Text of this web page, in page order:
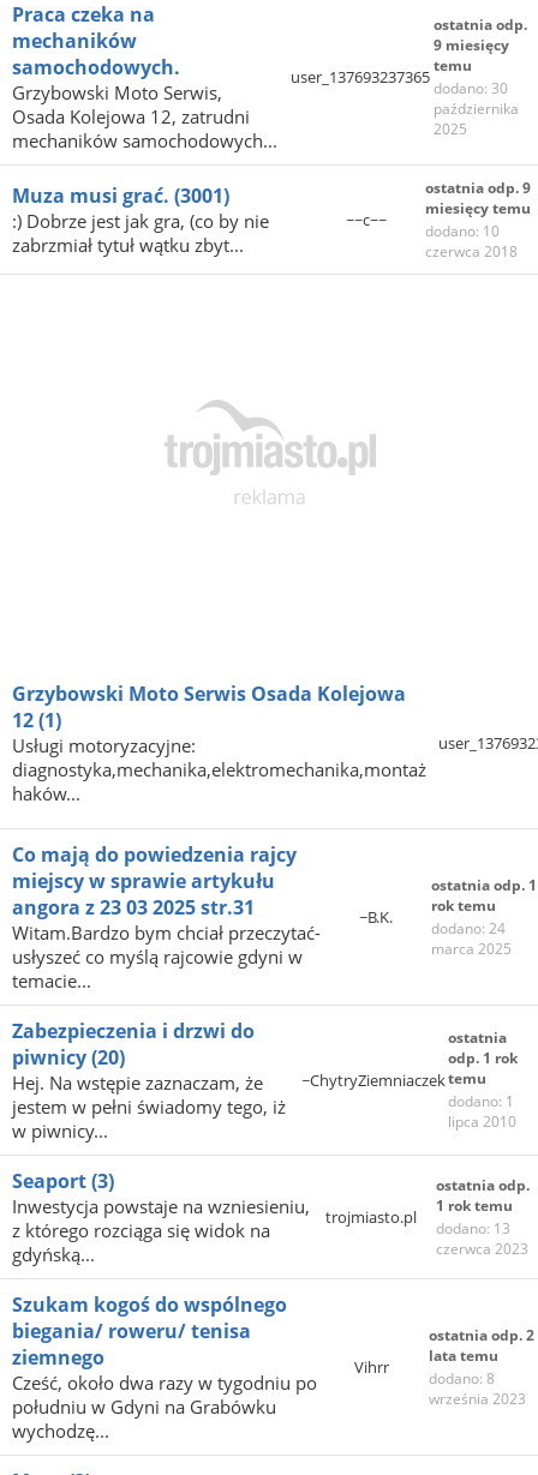
Praca czeka na
mechaników
samochodowych.
Grzybowski Moto Serwis,
Osada Kolejowa 12, zatrudni
mechaników samochodowych...
user_137693237365
ostatnia odp.
9 miesięcy
temu
dodano: 30
października
2025
Muza musi grać. (3001)
:) Dobrze jest jak gra, (co by nie
zabrzmiał tytuł wątku zbyt...
~~c~~
ostatnia odp. 9
miesięcy temu
dodano: 10
czerwca 2018
Grzybowski Moto Serwis Osada Kolejowa
12(1)
Usługi motoryzacyjne:
diagnostyka,mechanika,elektromechanika,montaż
haków...
Co mają do powiedzenia rajcy
miejscy w sprawie artykułu
angora z 23 03 2025 str.31
Witam.Bardzo bym chciał przeczytać-
usłyszeć co myślą rajcowie gdyni w
temacie...
~B.K.
ostatnia odp. 1
rok temu
dodano: 24
marca 2025
Zabezpieczenia i drzwi do
piwnicy(20)
Hej. Na wstępie zaznaczam, że
jestem w pełni świadomy tego, iż
w piwnicy...
~ChytryZiemniaczek
ostatnia
odp. 1 rok
temu
dodano: 1
lipca 2010
Seaport(3)
Inwestycja powstaje na wzniesieniu,
z którego rozciąga się widok na
gdyńską...
trojmiasto.pl
ostatnia odp.
1 rok temu
dodano: 13
czerwca 2023
Szukam kogoś do wspólnego
biegania/ roweru/ tenisa
ziemnego
Cześć, około dwa razy w tygodniu po
południu w Gdyni na Grabówku
wychodzę...
Vihrr
ostatnia odp. 2
lata temu
dodano: 8
września 2023